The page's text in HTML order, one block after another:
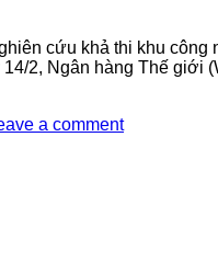
cứu khả thi khu
2, Ngân hàng Thế giới
a comment